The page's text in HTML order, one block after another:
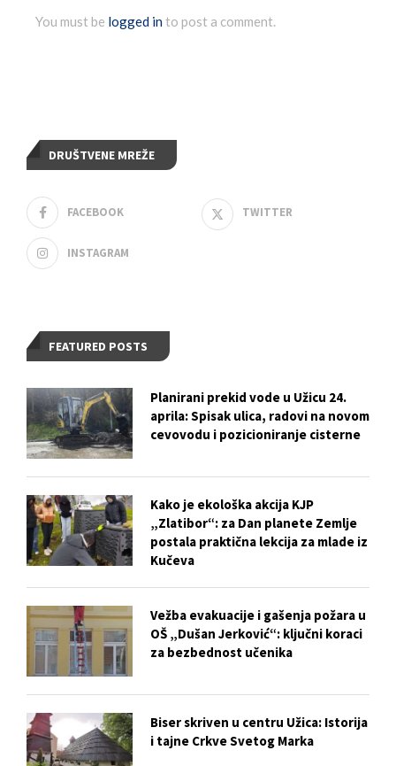
You must be logged into post a comment.
DRUŠTVENE MREŽE
FACEBOOK TWITTER
INSTAGRAM
FEATURED POSTS
Planirani prekid vode u Užicu 24.
aprila: Spisak ulica, radovi na novom
cevovodu i pozicioniranje cisterne
Kako je ekološka akcija KJP
„Zlatibor“: za Dan planete Zemlje
postala praktična lekcija za mlade iz
Kučeva
Vežba evakuacije i gašenja požara u
OŠ „Dušan Jerković“: ključni koraci
za bezbednost učenika
Biser skriven u centru Užica: Istorija
i tajne Crkve Svetog Marka